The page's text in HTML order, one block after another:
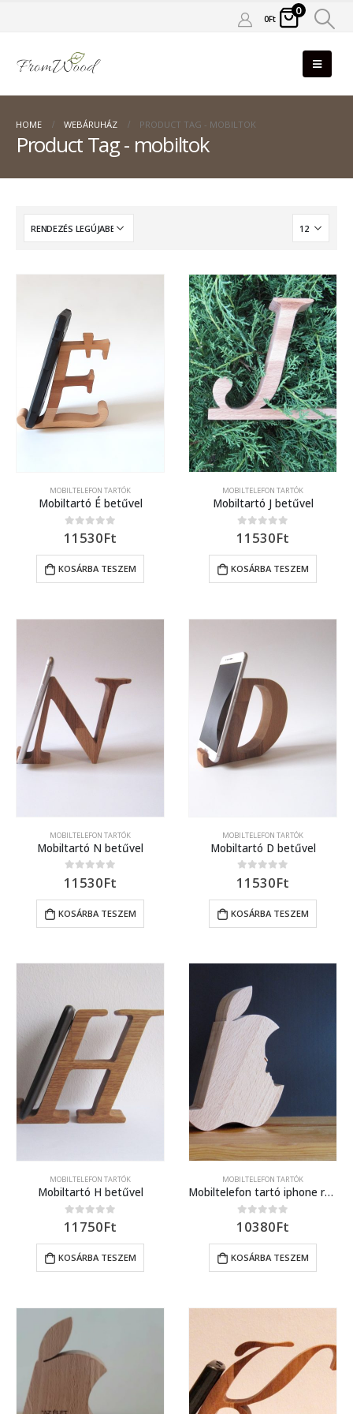
0Ft
0
HOME WEBÁRUHÁZ PRODUCT TAG - MOBILTOK
Product Tag - mobiltok
MOBILTELEFON TARTÓK
Mobiltartó É betűvel
0 out of 5
11530Ft
KOSÁRBA TESZEM
MOBILTELEFON TARTÓK
Mobiltartó J betűvel
0 out of 5
11530Ft
KOSÁRBA TESZEM
MOBILTELEFON TARTÓK
Mobiltartó N betűvel
0 out of 5
11530Ft
KOSÁRBA TESZEM
MOBILTELEFON TARTÓK
Mobiltartó D betűvel
0 out of 5
11530Ft
KOSÁRBA TESZEM
MOBILTELEFON TARTÓK
Mobiltartó H betűvel
0 out of 5
11750Ft
KOSÁRBA TESZEM
MOBILTELEFON TARTÓK
Mobiltelefon tartó iphone rajongóknak
0 out of 5
10380Ft
KOSÁRBA TESZEM